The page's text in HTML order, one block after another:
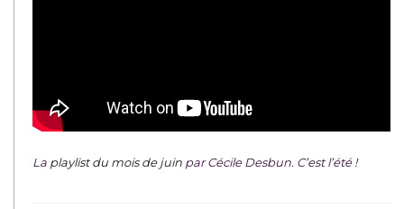
La playlist du mois de juin par Cécile Desbun. C’est l’été !